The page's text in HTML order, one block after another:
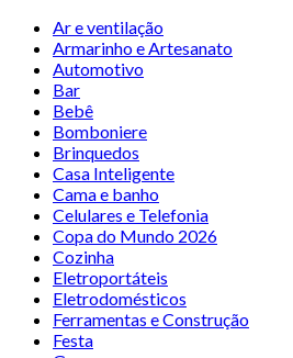
Ar e ventilação
Armarinho e Artesanato
Automotivo
Bar
Bebê
Bomboniere
Brinquedos
Casa Inteligente
Cama e banho
Celulares e Telefonia
Copa do Mundo 2026
Cozinha
Eletroportáteis
Eletrodomésticos
Ferramentas e Construção
Festa